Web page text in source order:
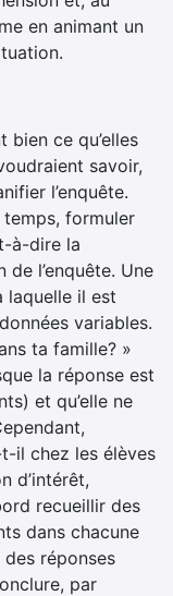
en animant un
bien ce qu’elles
savoir,
l’enquête.
formuler
à-dire la
l’enquête. Une
laquelle il est
variables.
ta famille? »
la réponse est
et qu’elle ne
il chez les élèves
d’intérêt,
recueillir des
dans chacune
réponses
par